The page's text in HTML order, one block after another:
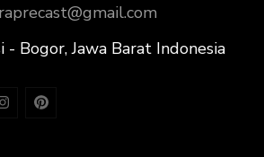
- Bogor, Jawa Barat Indonesia